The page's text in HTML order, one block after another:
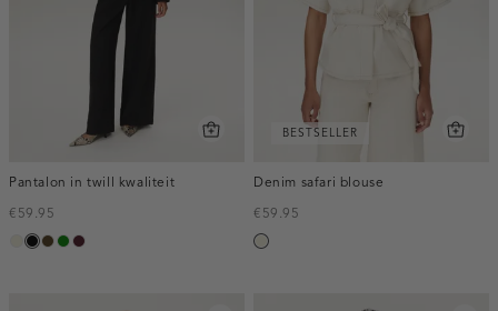
Pantalon in twill kwaliteit
€59.95
ecru
zwart
toffee
groenpruim,
BESTSELLER
Denim safari blouse
€59.95
ecru